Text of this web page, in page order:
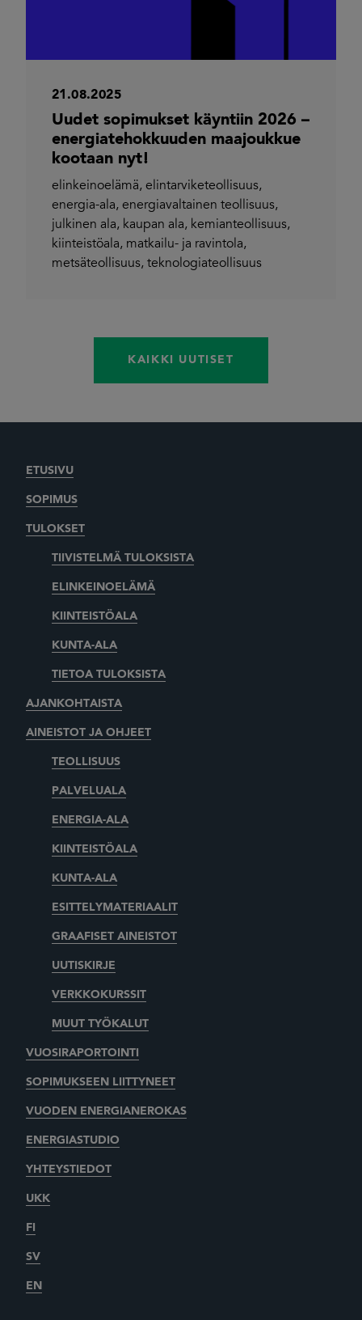
21.08.2025
Uudet sopimukset käyntiin 2026 –
energiatehokkuuden maajoukkue
kootaan nyt!
elinkeinoelämä, elintarviketeollisuus,
energia-ala, energiavaltainen teollisuus,
julkinen ala, kaupan ala, kemianteollisuus,
kiinteistöala, matkailu- ja ravintola,
metsäteollisuus, teknologiateollisuus
KAIKKI UUTISET
ETUSIVU
SOPIMUS
TULOKSET
TIIVISTELMÄ TULOKSISTA
ELINKEINOELÄMÄ
KIINTEISTÖALA
KUNTA-ALA
TIETOA TULOKSISTA
AJANKOHTAISTA
AINEISTOT JA OHJEET
TEOLLISUUS
PALVELUALA
ENERGIA-ALA
KIINTEISTÖALA
KUNTA-ALA
ESITTELYMATERIAALIT
GRAAFISET AINEISTOT
UUTISKIRJE
VERKKOKURSSIT
MUUT TYÖKALUT
VUOSIRAPORTOINTI
SOPIMUKSEEN LIITTYNEET
VUODEN ENERGIANEROKAS
ENERGIASTUDIO
YHTEYSTIEDOT
UKK
FI
SV
EN